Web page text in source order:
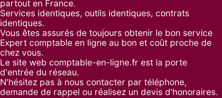
partout en France.
Services identiques, outils identiques, contrats
identiques.
Vous êtes assurés de toujours obtenir le bon service
Expert comptable en ligne au bon et coût proche de
chez vous.
Le site web comptable-en-ligne.fr est la porte
d'entrée du réseau.
N'hésitez pas à nous contacter par téléphone,
demande de rappel ou réalisez un devis d'honoraires.